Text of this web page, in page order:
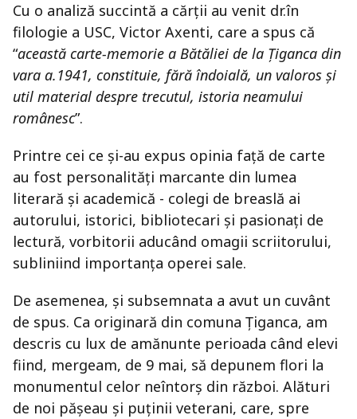
Cu o analiză succintă a cărții au venit dr.în
filologie a USC, Victor Axenti, care a spus că
“această carte-memorie a Bătăliei de la Țiganca din
vara a.1941, constituie, fără îndoială, un valoros și
util material despre trecutul, istoria neamului
românesc”.
Printre cei ce și-au expus opinia față de carte
au fost personalități marcante din lumea
literară și academică - colegi de breaslă ai
autorului, istorici, bibliotecari și pasionați de
lectură, vorbitorii aducând omagii scriitorului,
subliniind importanța operei sale.
De asemenea, și subsemnata a avut un cuvânt
de spus. Ca originară din comuna Țiganca, am
descris cu lux de amănunte perioada când elevi
fiind, mergeam, de 9 mai, să depunem flori la
monumentul celor neîntorș din război. Alături
de noi pășeau și puținii veterani, care, spre